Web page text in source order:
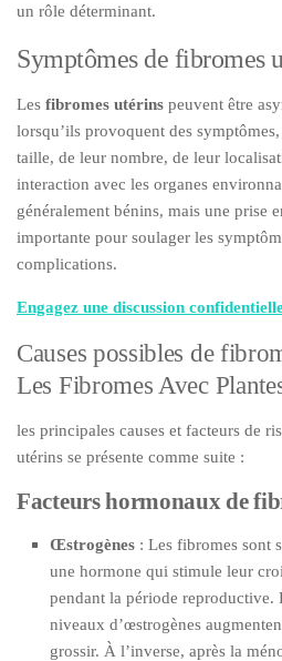
un rôle déterminant.
Symptômes de fibromes
Les fibromes utérins peuvent être
lorsqu’ils provoquent des
taille, de leur nombre, de leur
interaction avec les organes
généralement bénins, mais une prise
importante pour soulager les
complications.
Engagez une discussion
Causes possibles de
Les Fibromes Avec
les principales causes et facteurs de
utérins se présente comme suite :
Facteurs hormonaux de
Œstrogènes : Les fibromes sont
une hormone qui stimule leur
pendant la période reproductive.
niveaux d’œstrogènes
grossir. À l’inverse, après la